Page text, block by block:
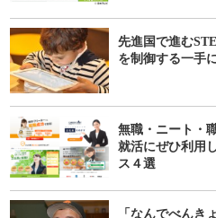
先進国で進む
を制御する一手
無職・ニート・
就活にぜひ利用
ス４選
「なんでべんき